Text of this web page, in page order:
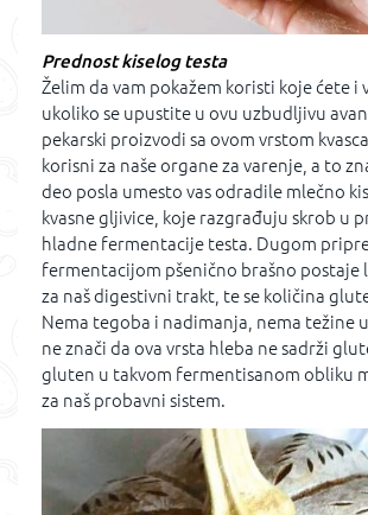
Prednost kiselog testa
Želim da vam pokažem koristi koje ćete i
ukoliko se upustite u ovu uzbudljivu
pekarski proizvodi sa ovom vrstom
korisni za naše organe za varenje, a to
deo posla umesto vas odradile mlečno
kvasne gljivice, koje razgrađuju skrob u
hladne fermentacije testa. Dugom
fermentacijom pšenično brašno postaje
za naš digestivni trakt, te se količina
Nema tegoba i nadimanja, nema težine
ne znači da ova vrsta hleba ne sadrži
gluten u takvom fermentisanom obliku
za naš probavni sistem.